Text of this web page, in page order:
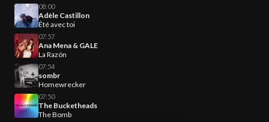
08:00
Adèle Castillon
Été avec toi
07:57
Ana Mena & GALE
La Razón
07:54
sombr
Homewrecker
07:50
The Bucketheads
The Bomb